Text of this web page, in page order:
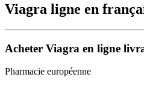
Viagra ligne en
Acheter Viagra en ligne
Pharmacie européenne